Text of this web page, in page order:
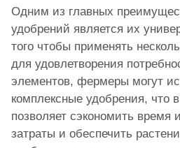
Одним из главных
удобрений является их
того чтобы применять
для удовлетворения
элементов, фермеры могут
комплексные удобрения, что
позволяет сэкономить время
затраты и обеспечить